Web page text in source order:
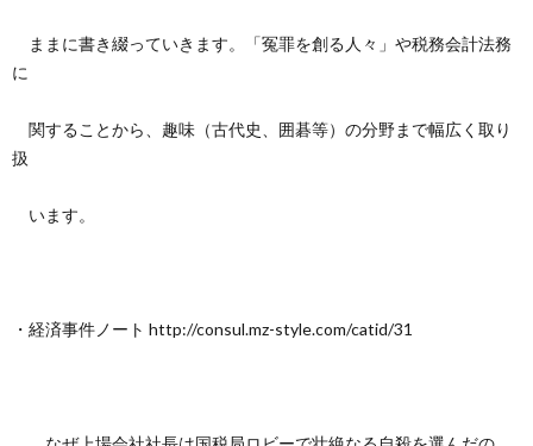
ままに書き綴っていきます。「冤罪を創る人々」や税務会計法務
に
関することから、趣味（古代史、囲碁等）の分野まで幅広く取り
扱
います。
・経済事件ノート http://consul.mz-style.com/catid/31